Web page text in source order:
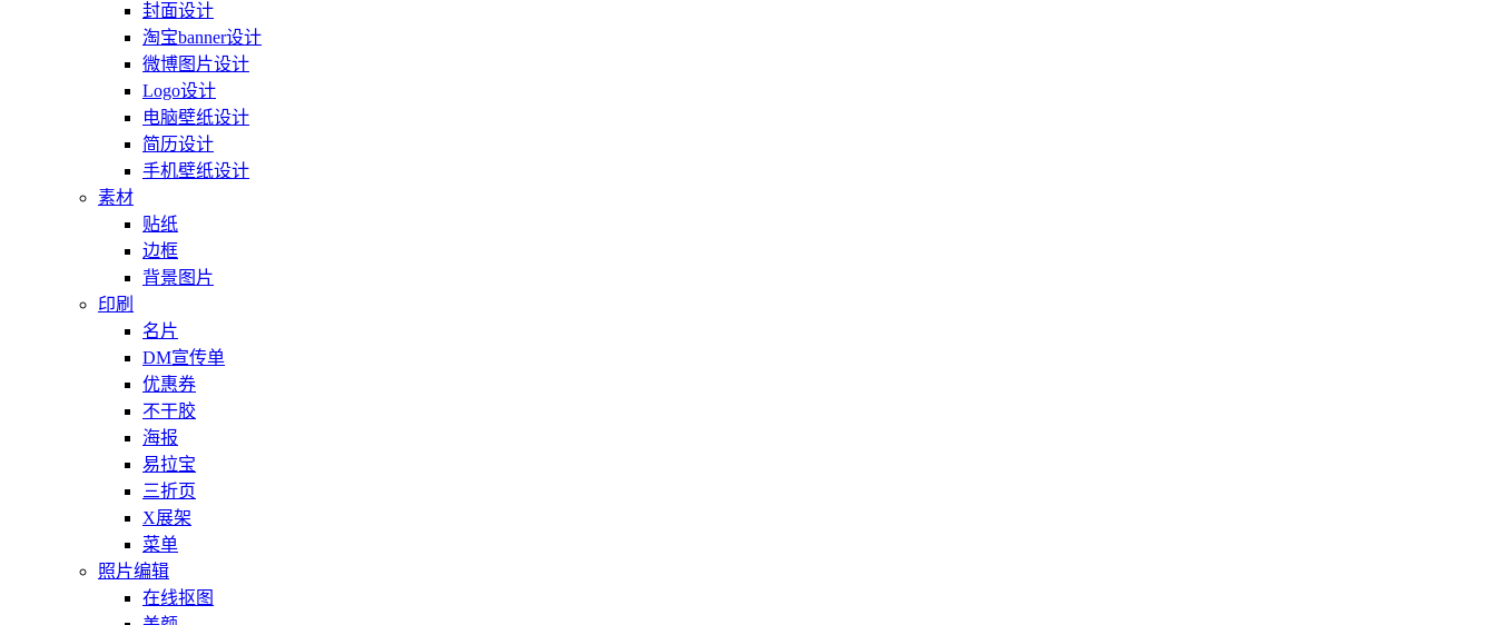
封面设计
淘宝banner设计
微博图片设计
Logo设计
电脑壁纸设计
简历设计
手机壁纸设计
素材
贴纸
边框
背景图片
印刷
名片
DM宣传单
优惠券
不干胶
海报
易拉宝
三折页
X展架
菜单
照片编辑
在线抠图